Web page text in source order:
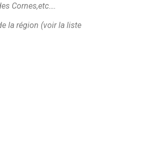
Cornes,etc….
la région (voir la liste